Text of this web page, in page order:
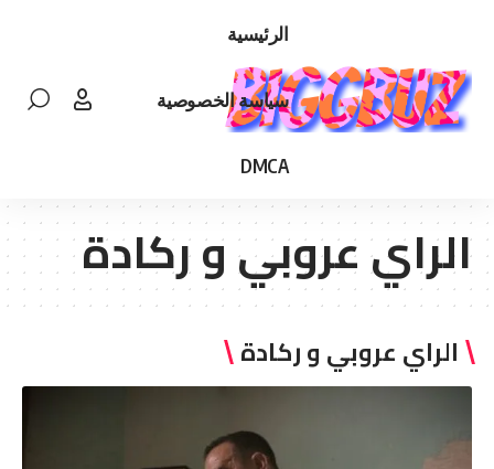
الرئيسية
سياسة الخصوصية
DMCA
الراي عروبي و ركادة
الراي عروبي و ركادة